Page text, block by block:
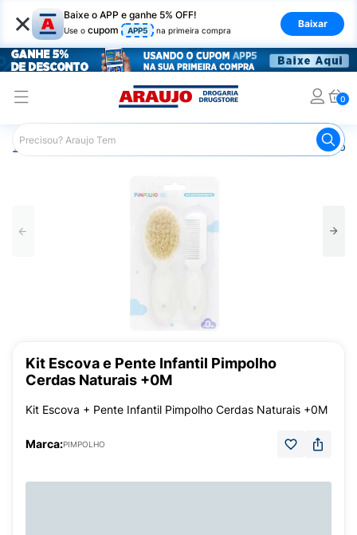
× Baixe o APP e ganhe 5% OFF!
Use o cupom APP5 na primeira compra
Baixar
0
Araujo Infantil Escova para
Kit Escova e Pente Infantil Pimpolho
Cerdas Naturais +0M
Kit Escova + Pente Infantil Pimpolho Cerdas Naturais +0M
Marca:PIMPOLHO